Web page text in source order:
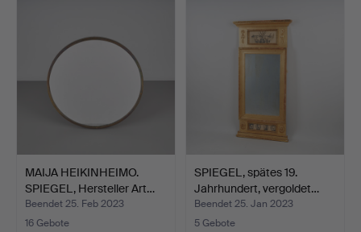
MAIJA HEIKINHEIMO.
SPIEGEL, Hersteller Art…
Beendet 25. Feb 2023
16 Gebote
SPIEGEL, spätes 19.
Jahrhundert, vergoldet…
Beendet 25. Jan 2023
5 Gebote